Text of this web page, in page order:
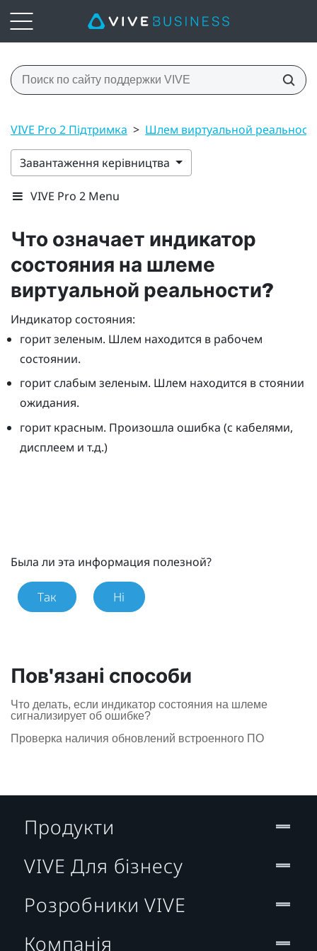
VIVE Pro 2 Підтримка > Шлем виртуальной
Завантаження керівництва
VIVE Pro 2 Menu
Что означает индикатор
состояния на шлеме
виртуальной реальности?
Индикатор состояния:
горит зеленым. Шлем находится в рабочем
состоянии.
горит слабым зеленым. Шлем находится в стоянии
ожидания.
горит красным. Произошла ошибка (с кабелями,
дисплеем и т.д.)
Была ли эта информация полезной?
Так Ні
Пов'язані способи
Что делать, если индикатор состояния на шлеме
сигнализирует об ошибке?
Проверка наличия обновлений встроенного ПО
Продукти
VIVE Для бізнесу
Розробники VIVE
Компанія